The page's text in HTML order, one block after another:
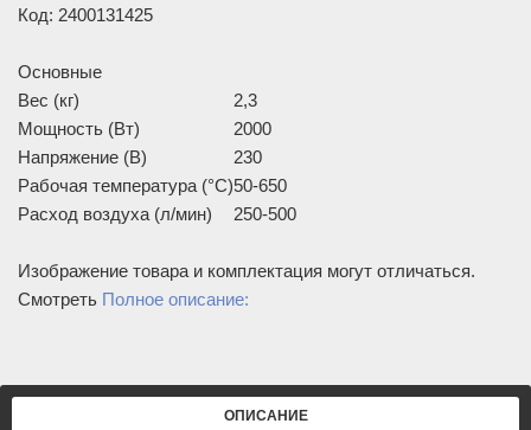
Код: 2400131425
Основные
Вес (кг)
2,3
Мощность (Вт)
2000
Напряжение (В)
230
Рабочая температура (°С)50-650
Расход воздуха (л/мин)
250-500
Изображение товара и комплектация могут отличаться.
Смотреть Полное описание:
ОПИСАНИЕ